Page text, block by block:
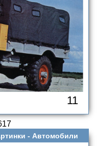
11
- Автомобили